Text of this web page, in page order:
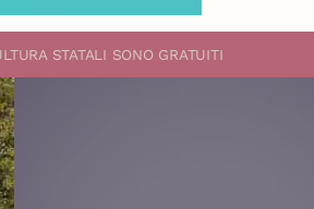
STATALI SONO GRATUITI